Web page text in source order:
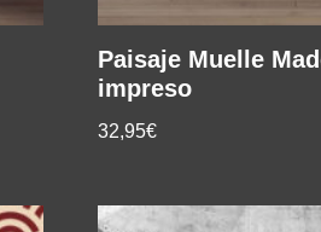
Paisaje Muelle
impreso
32,95€